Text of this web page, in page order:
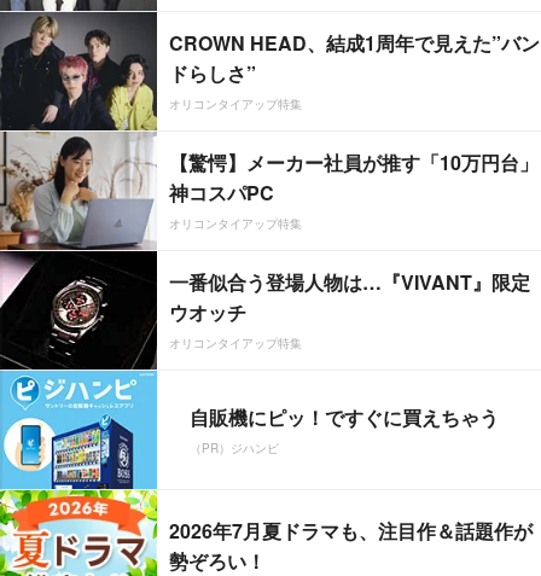
CROWN HEAD、結成1周年で見えた”バン
ドらしさ”
オリコンタイアップ特集
【驚愕】メーカー社員が推す「10万円台」
神コスパPC
オリコンタイアップ特集
一番似合う登場人物は…『VIVANT』限定
ウオッチ
オリコンタイアップ特集
自販機にピッ！ですぐに買えちゃう
（PR）ジハンピ
2026年7月夏ドラマも、注目作＆話題作が
勢ぞろい！